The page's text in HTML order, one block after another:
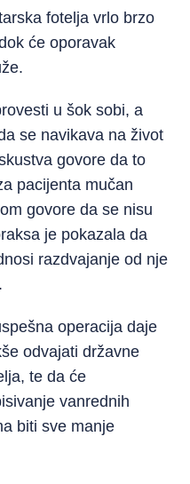
fotelja vrlo brzo
će oporavak
u šok sobi, a
se navikava na život
govore da to
pacijenta mučan
govore da se nisu
je pokazala da
razdvajanje od nje
operacija daje
odvajati državne
te da će
vanrednih
biti sve manje